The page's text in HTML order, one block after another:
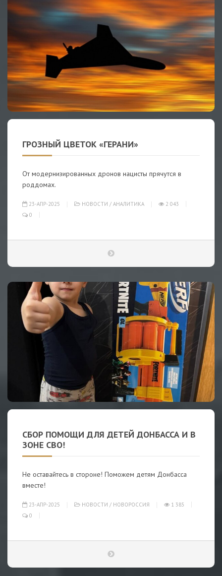
ГРОЗНЫЙ ЦВЕТОК «ГЕРАНИ»
От модернизированных дронов нацисты прячутся в
роддомах.
23-АПР-2025 НОВОСТИ / АНАЛИТИКА
2 043
0
СБОР ПОМОЩИ ДЛЯ ДЕТЕЙ ДОНБАССА И В
ЗОНЕ СВО!
Не оставайтесь в стороне! Поможем детям Донбасса
вместе!
23-АПР-2025 НОВОСТИ / НОВОРОССИЯ
1 385
0